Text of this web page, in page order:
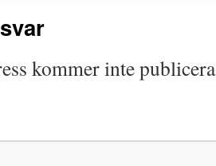
kommer inte